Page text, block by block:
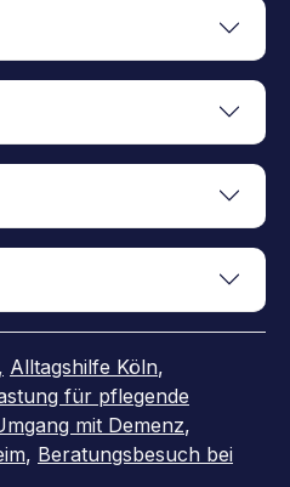
Alltagshilfe Köln,
für pflegende
mit Demenz,
, Beratungsbesuch bei